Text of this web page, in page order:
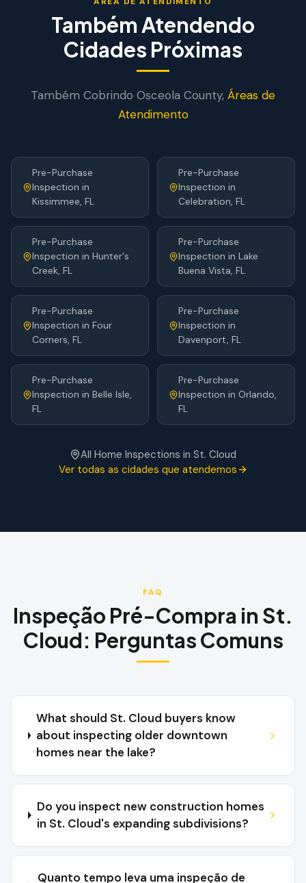
Também Atendendo
Cidades Próximas
Também Cobrindo Osceola County, Áreas de
Atendimento
Pre-Purchase
Inspection in
Kissimmee, FL
Pre-Purchase
Inspection in
Celebration, FL
Pre-Purchase
Inspection in Hunter's
Creek, FL
Pre-Purchase
Inspection in Lake
Buena Vista, FL
Pre-Purchase
Inspection in Four
Corners, FL
Pre-Purchase
Inspection in
Davenport, FL
Pre-Purchase
Inspection in Belle Isle,
FL
Pre-Purchase
Inspection in Orlando,
FL
All Home Inspections in St. Cloud
Ver todas as cidades que atendemos
FAQ
Inspeção Pré-Compra in St.
Cloud: Perguntas Comuns
What should St. Cloud buyers know
about inspecting older downtown
homes near the lake?
Do you inspect new construction homes
in St. Cloud's expanding subdivisions?
Quanto tempo leva uma inspeção de